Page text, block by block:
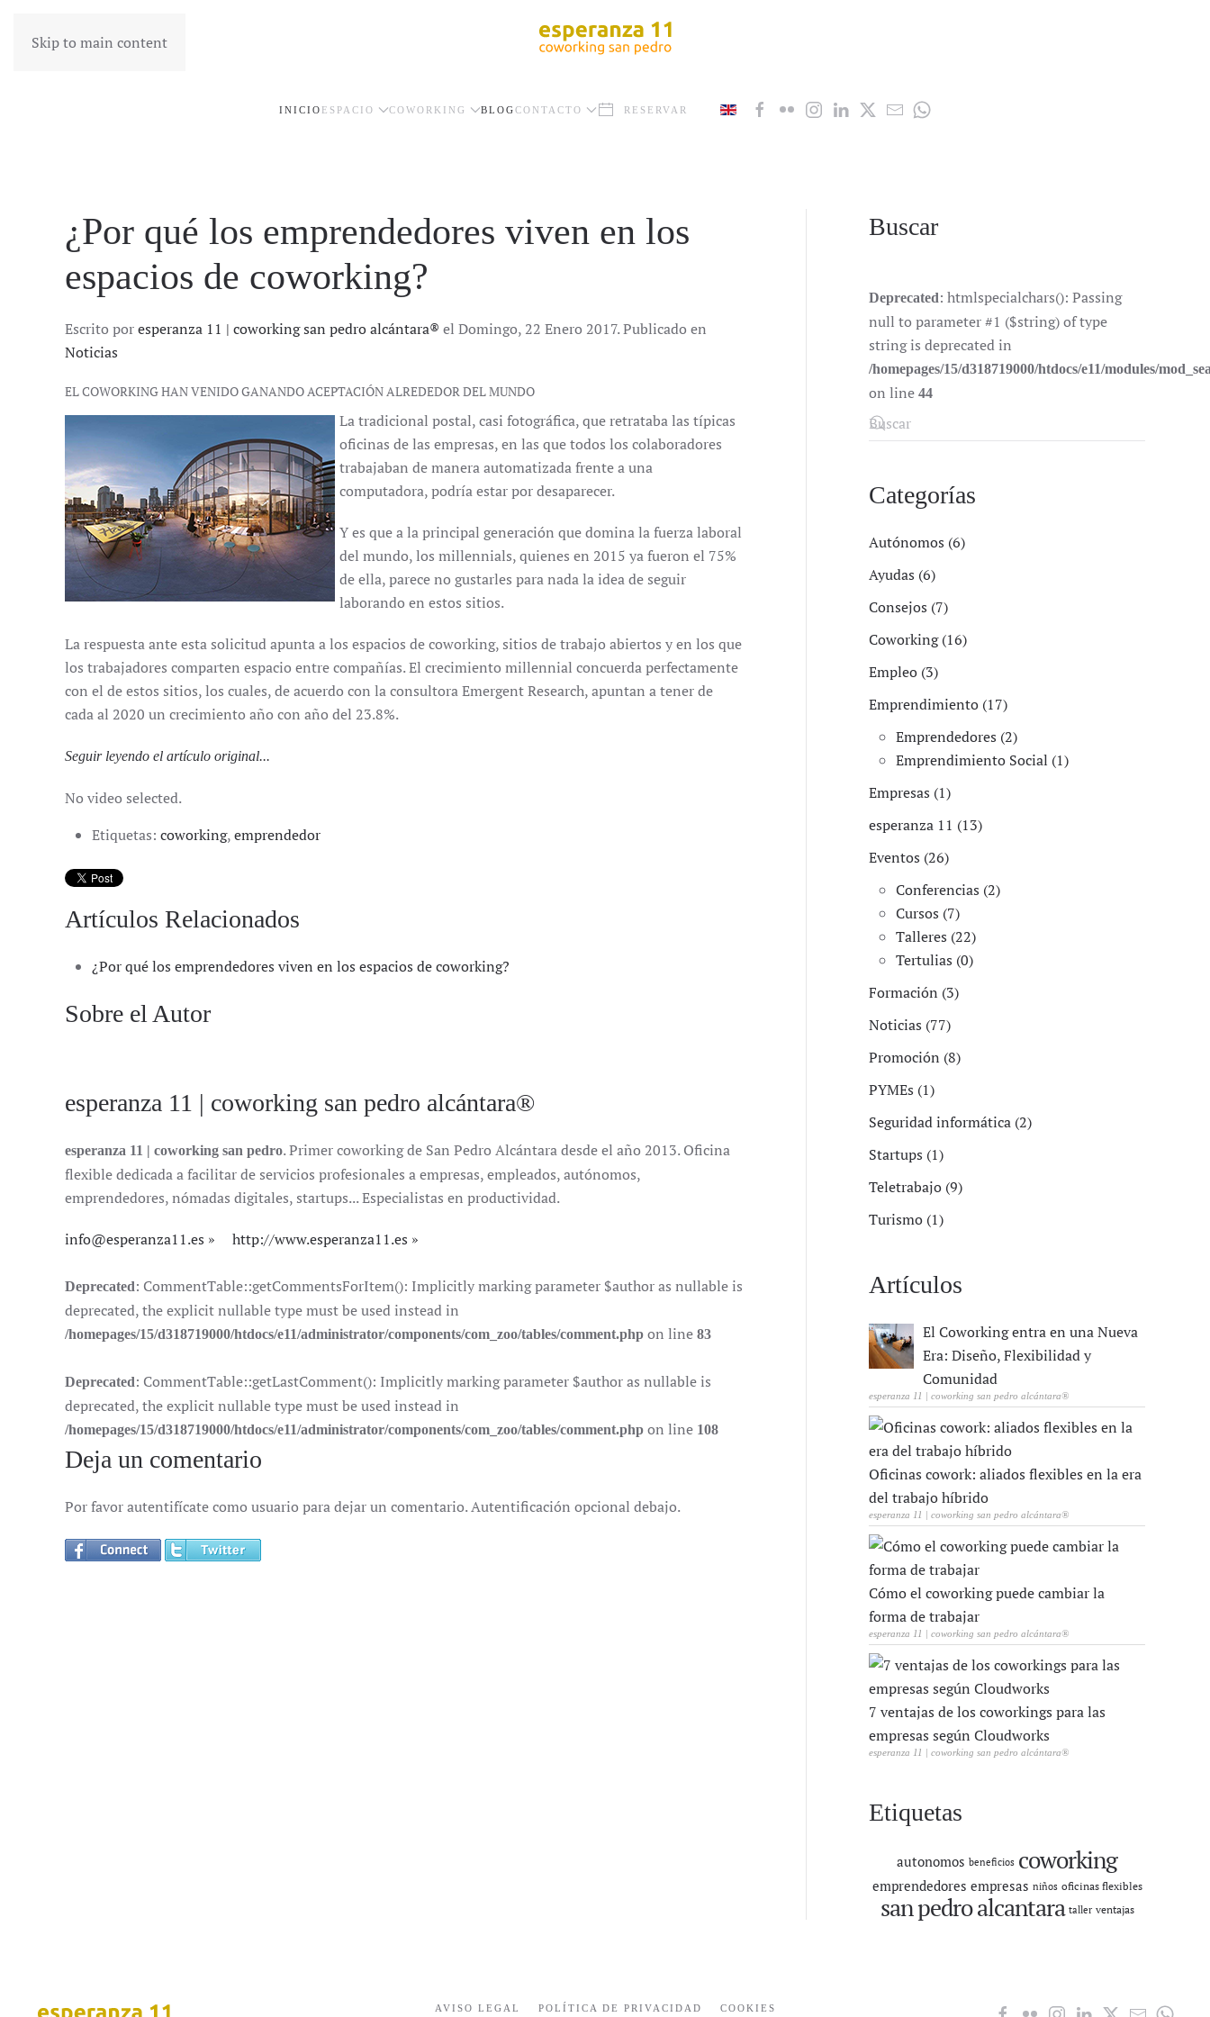
Skip to main content
INICIO ESPACIO COWORKING BLOGCONTACTO RESERVAR
¿Por qué los emprendedores viven en los
espacios de coworking?
Escrito poresperanza 11 | coworking san pedro alcántara® el Domingo, 22 Enero 2017. Publicado en
Noticias
EL COWORKING HAN VENIDO GANANDO ACEPTACIÓN ALREDEDOR DEL MUNDO
La tradicional postal, casi fotográfica, que retrataba las típicas
oficinas de las empresas, en las que todos los colaboradores
trabajaban de manera automatizada frente a una
computadora, podría estar por desaparecer.
Y es que a la principal generación que domina la fuerza laboral
del mundo, los millennials, quienes en 2015 ya fueron el 75%
de ella, parece no gustarles para nada la idea de seguir
laborando en estos sitios.
La respuesta ante esta solicitud apunta a los espacios de coworking, sitios de trabajo abiertos y en los que
los trabajadores comparten espacio entre compañías. El crecimiento millennial concuerda perfectamente
con el de estos sitios, los cuales, de acuerdo con la consultora Emergent Research, apuntan a tener de
cada al 2020 un crecimiento año con año del 23.8%.
Seguir leyendo el artículo original...
No video selected.
Etiquetas: coworking,emprendedor
Artículos Relacionados
¿Por qué los emprendedores viven en los espacios de coworking?
Sobre el Autor
esperanza 11 | coworking san pedro alcántara®
esperanza 11 | coworking san pedro. Primer coworking de San Pedro Alcántara desde el año 2013. Oficina
flexible dedicada a facilitar de servicios profesionales a empresas, empleados, autónomos,
emprendedores, nómadas digitales, startups... Especialistas en productividad.
info@esperanza11.es http://www.esperanza11.es
Deprecated: CommentTable::getCommentsForItem(): Implicitly marking parameter $author as nullable is
deprecated, the explicit nullable type must be used instead in
/homepages/15/d318719000/htdocs/e11/administrator/components/com_zoo/tables/comment.php on line 83
Deprecated: CommentTable::getLastComment(): Implicitly marking parameter $author as nullable is
deprecated, the explicit nullable type must be used instead in
/homepages/15/d318719000/htdocs/e11/administrator/components/com_zoo/tables/comment.php on line 108
Deja un comentario
Por favor autentifícate como usuario para dejar un comentario. Autentificación opcional debajo.
Buscar
Deprecated: htmlspecialchars(): Passing
null to parameter #1 ($string) of type
string is deprecated in
/homepages/15/d318719000/htdocs/e11/modules/
on line44
Categorías
Autónomos (6)
Ayudas (6)
Consejos (7)
Coworking (16)
Empleo (3)
Emprendimiento (17)
Emprendedores (2)
Emprendimiento Social (1)
Empresas (1)
esperanza 11 (13)
Eventos (26)
Conferencias (2)
Cursos (7)
Talleres (22)
Tertulias (0)
Formación (3)
Noticias (77)
Promoción (8)
PYMEs (1)
Seguridad informática (2)
Startups (1)
Teletrabajo (9)
Turismo (1)
Artículos
El Coworking entra en una Nueva
Era: Diseño, Flexibilidad y
Comunidad
esperanza 11 | coworking san pedro alcántara®
Oficinas cowork: aliados flexibles en la era
del trabajo híbrido
esperanza 11 | coworking san pedro alcántara®
Cómo el coworking puede cambiar la
forma de trabajar
esperanza 11 | coworking san pedro alcántara®
7 ventajas de los coworkings para las
empresas según Cloudworks
esperanza 11 | coworking san pedro alcántara®
Etiquetas
autonomos beneficios coworking
emprendedores empresas niños oficinas flexibles
san pedro alcantara taller ventajas
AVISO LEGAL POLÍTICA DE PRIVACIDAD COOKIES